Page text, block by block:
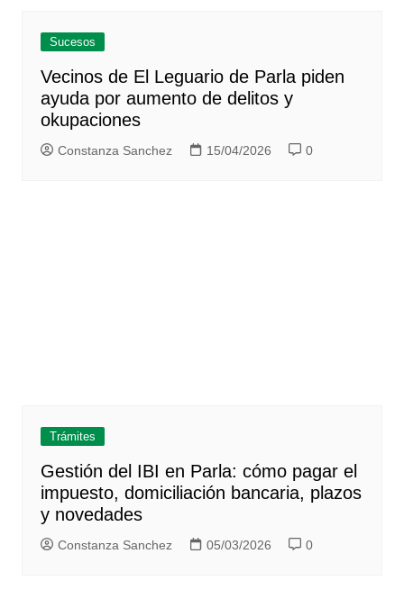
Sucesos
Vecinos de El Leguario de Parla piden
ayuda por aumento de delitos y
okupaciones
Constanza Sanchez 15/04/2026 0
Trámites
Gestión del IBI en Parla: cómo pagar el
impuesto, domiciliación bancaria, plazos
y novedades
Constanza Sanchez 05/03/2026 0